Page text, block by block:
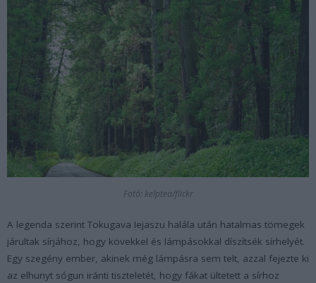
Fotó: kelptea/flickr
A legenda szerint Tokugava Iejaszu halála után hatalmas tömegek
járultak sírjához, hogy kövekkel és lámpásokkal díszítsék sírhelyét.
Egy szegény ember, akinek még lámpásra sem telt, azzal fejezte ki
az elhunyt sógun iránti tiszteletét, hogy fákat ültetett a sírhoz